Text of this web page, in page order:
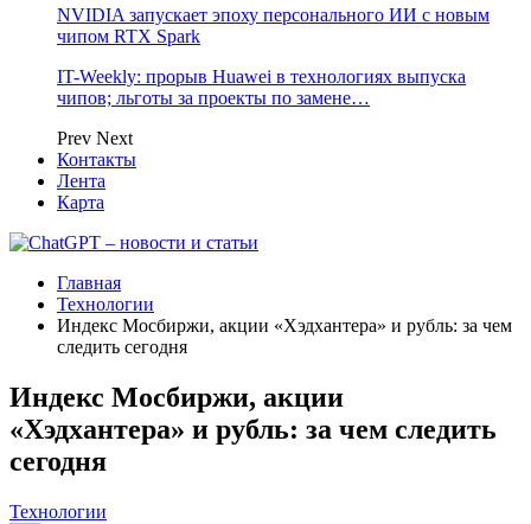
NVIDIA запускает эпоху персонального ИИ с новым
чипом RTX Spark
IT-Weekly: прорыв Huawei в технологиях выпуска
чипов; льготы за проекты по замене…
Prev Next
Контакты
Лента
Карта
Главная
Технологии
Индекс Мосбиржи, акции «Хэдхантера» и рубль: за чем
следить сегодня
Индекс Мосбиржи, акции
«Хэдхантера» и рубль: за чем следить
сегодня
Технологии